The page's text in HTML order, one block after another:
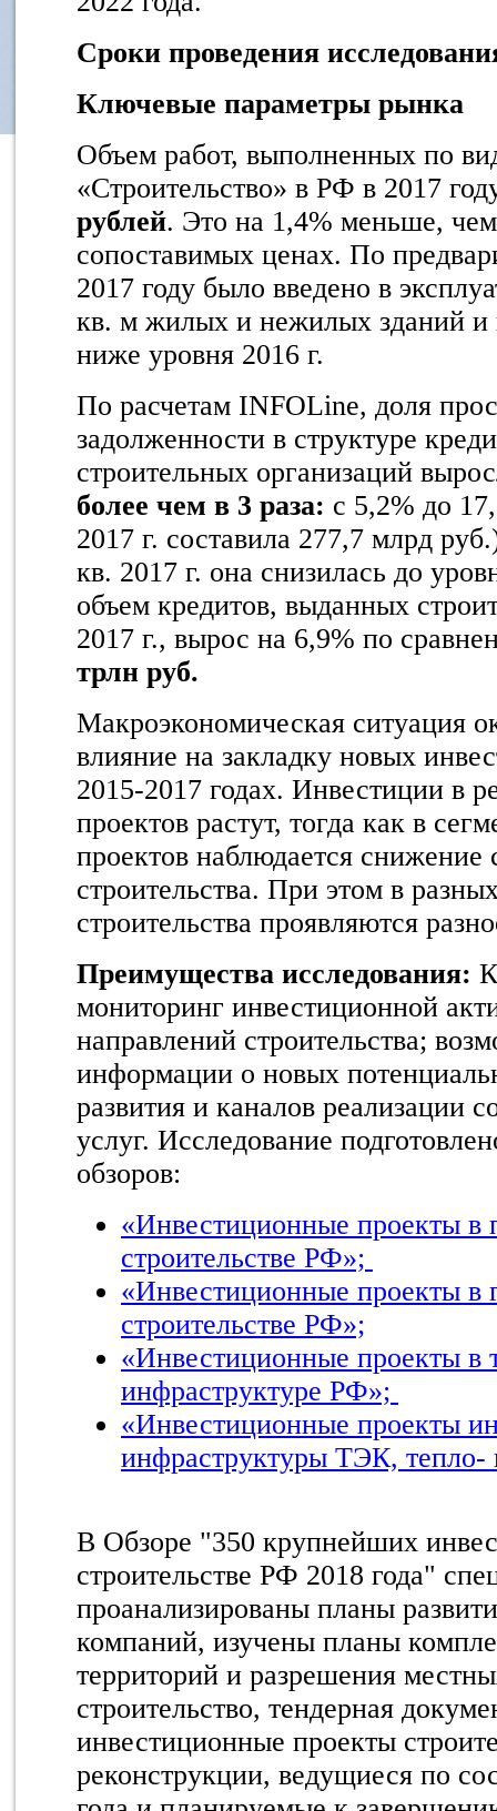
Сроки проведения
Ключевые параметры рынка
Объем работ, выполненных по
«Строительство» в РФ в 2017
рублей. Это на 1,4% меньше,
сопоставимых ценах. По
2017 году было введено в
кв. м жилых и нежилых зданий
ниже уровня 2016 г.
По расчетам INFOLine, доля
задолженности в структуре
строительных организаций
более чем в 3 раза: с 5,2% до
2017 г. составила 277,7 млрд
кв. 2017 г. она снизилась до
объем кредитов, выданных
2017 г., вырос на 6,9% по
трлн руб.
Макроэкономическая ситуация
влияние на закладку новых
2015-2017 годах. Инвестиции в
проектов растут, тогда как в
проектов наблюдается снижение
строительства. При этом в
строительства проявляются
Преимущества исследования:
мониторинг инвестиционной
направлений строительства;
информации о новых
развития и каналов реализации
услуг. Исследование
обзоров:
«Инвестиционные проекты
строительстве РФ»;
«Инвестиционные проекты в
строительстве РФ»;
«Инвестиционные проекты в
инфраструктуре РФ»;
«Инвестиционные проекты
инфраструктуры ТЭК,
В Обзоре "350 крупнейших
строительстве РФ 2018 года"
проанализированы планы
компаний, изучены планы
территорий и разрешения
строительство, тендерная
инвестиционные проекты
реконструкции, ведущиеся по